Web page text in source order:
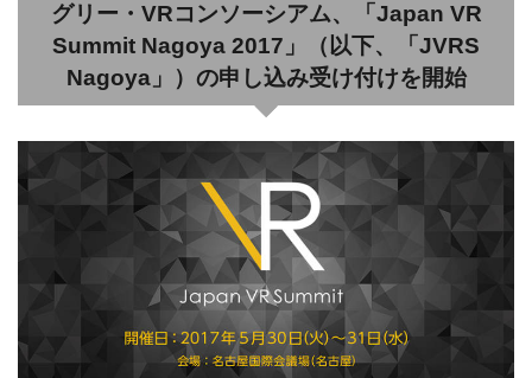
グリー・VRコンソーシアム、「Japan VR
Summit Nagoya 2017」（以下、「JVRS
Nagoya」）の申し込み受け付けを開始